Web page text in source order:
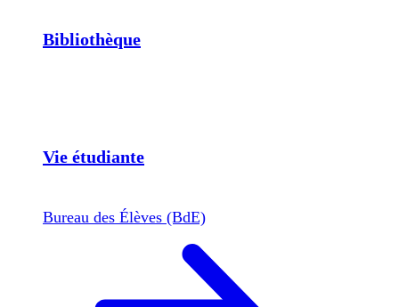
Bibliothèque
Vie étudiante
Bureau des Élèves (BdE)